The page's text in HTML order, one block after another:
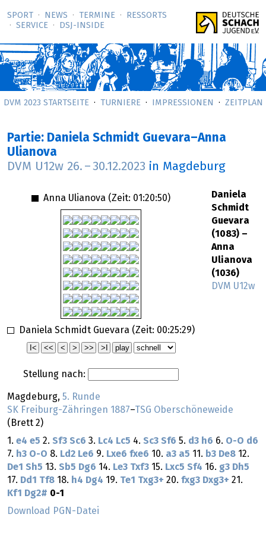
SPORT NEWS TERMINE
RESSORTS
SERVICE
DSJ-­INSIDE
DVM 2023 STARTSEITE TURNIERE IMPRESSIONEN ZEITPLAN
Partie: Daniela Schmidt Guevara–Anna
Ulianova
DVM U12w 26. – 30.12.2023 in Magdeburg
Anna Ulianova (Zeit: 01:20:50)
Daniela Schmidt Guevara (Zeit: 00:25:29)
Stellung nach:
Daniela
Schmidt
Guevara
(1083) –
Anna
Ulianova
(1036)
DVM U12w
Magdeburg, 5. Runde
SK Freiburg-Zähringen 1887–TSG Oberschöneweide
(Brett 2)
1. e4 e5 2. Sf3 Sc6 3. Lc4 Lc5 4. Sc3 Sf6 5. d3 h6 6. O-O d6
7. h3 O-O 8. Ld2 Le6 9. Lxe6 fxe6 10. a3 a5 11. b3 De8 12.
De1 Sh5 13. Sb5 Dg6 14. Le3 Txf3 15. Lxc5 Sf4 16. g3 Dh5
17. Dd1 Tf8 18. h4 Dg4 19. Te1 Txg3+ 20. fxg3 Dxg3+ 21.
Kf1 Dg2# 0-1
Download PGN-Datei